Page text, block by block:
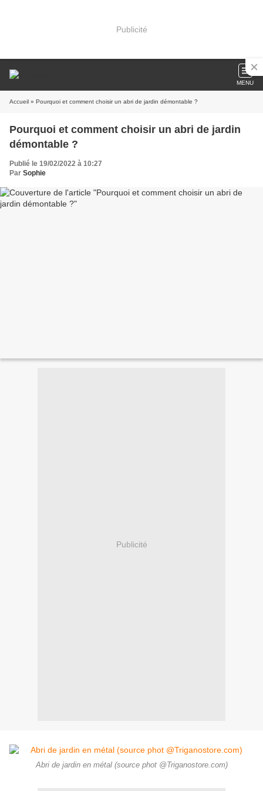
Publicité
MENU
Accueil » Pourquoi et comment choisir un abri de jardin démontable ?
Pourquoi et comment choisir un abri de jardin
démontable ?
Publié le 19/02/2022 à 10:27
Par Sophie
Publicité
Abri de jardin en métal (source phot @Triganostore.com)